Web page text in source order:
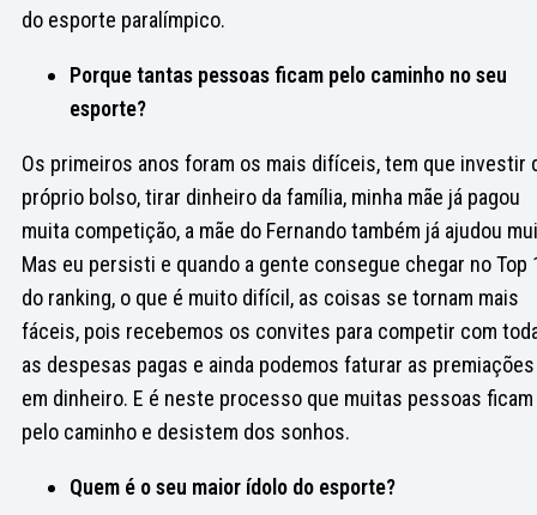
do esporte paralímpico.
Porque tantas pessoas ficam pelo caminho no seu
esporte?
Os primeiros anos foram os mais difíceis, tem que investir
próprio bolso, tirar dinheiro da família, minha mãe já pagou
muita competição, a mãe do Fernando também já ajudou
Mas eu persisti e quando a gente consegue chegar no Top
do ranking, o que é muito difícil, as coisas se tornam mais
fáceis, pois recebemos os convites para competir com
as despesas pagas e ainda podemos faturar as premiações
em dinheiro. E é neste processo que muitas pessoas ficam
pelo caminho e desistem dos sonhos.
Quem é o seu maior ídolo do esporte?